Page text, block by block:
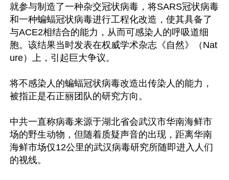
就参与制造了一种杂交冠状病毒，将SARS冠状病毒
和一种蝙蝠冠状病毒进行工程化改造，使其具备了
与ACE2相结合的能力，从而可感染人的呼吸道细
胞。该结果当时发表在权威学术杂志《自然》（Nat
ure）上，引起巨大争议。
将不感染人的蝙蝠冠状病毒改造出传染人的能力，
被指正是石正丽团队的研究方向。
中共一直称病毒来源于湖北省会武汉市华南海鲜市
场的野生动物，但随着质疑声音的出现，距离华南
海鲜市场仅12公里的武汉病毒研究所随即进入人们
的视线。